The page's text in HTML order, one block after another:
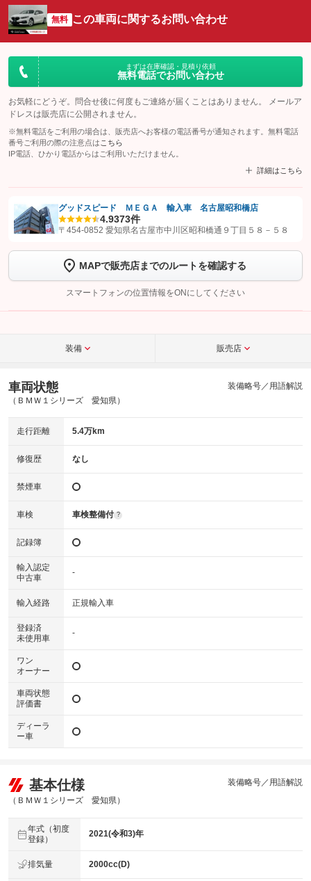
無料 この車両に関するお問い合わせ
まずは在庫確認・見積り依頼
無料電話でお問い合わせ
お気軽にどうぞ。問合せ後に何度もご連絡が届くことはありません。 メールア
ドレスは販売店に公開されません。
※無料電話をご利用の場合は、販売店へお客様の電話番号が通知されます。無料電話
番号ご利用の際の注意点は こちら
IP電話、ひかり電話からはご利用いただけません。
詳細はこちら
【STEP1】認証画面でグーネットを友だち追加してから「許可する」ボタンを押
トーク画面で
ボタンをタップして問い合わせを
完了してください。
こちら
グッドスピード ＭＥＧＡ 輸入車 名古屋昭和橋店
4.9373件
〒454-0852 愛知県名古屋市中川区昭和橋通９丁目５８－５８
MAPで販売店までのルートを確認する
スマートフォンの位置情報をONにしてください
装備 販売店
車両状態
（ＢＭＷ１シリーズ 愛知県）
装備略号／用語解説
走行距離 5.4万km
修復歴 なし
禁煙車
車検 車検整備付 ?
記録簿
輸入認定
中古車
-
輸入経路 正規輸入車
登録済
未使用車
-
ワン
オーナー
車両状態
評価書
ディーラ
ー車
基本仕様
（ＢＭＷ１シリーズ 愛知県）
装備略号／用語解説
年式（初度
登録）
2021(令和3)年
排気量 2000cc(D)